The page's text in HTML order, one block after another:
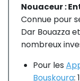
Nouaceur :
Connue pour
Dar Bouazza
nombreux
Pour les
Bouskoura: